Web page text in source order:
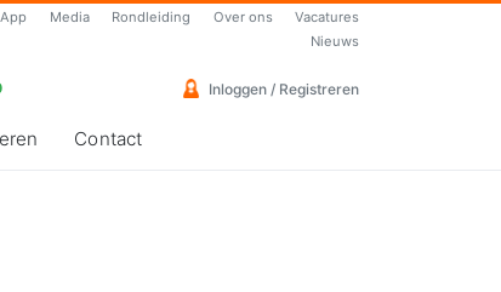
Media Rondleiding Over ons
Vacatures
Nieuws
Inloggen / Registreren
Contact